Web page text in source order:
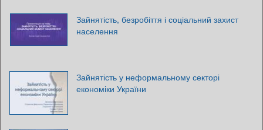
Зайнятість, безробіття і соціальний захист
населення
Зайнятість у неформальному секторі
економіки України